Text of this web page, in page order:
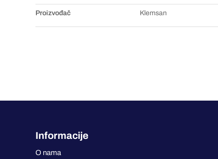
Proizvođač Klemsan
Informacije
O nama